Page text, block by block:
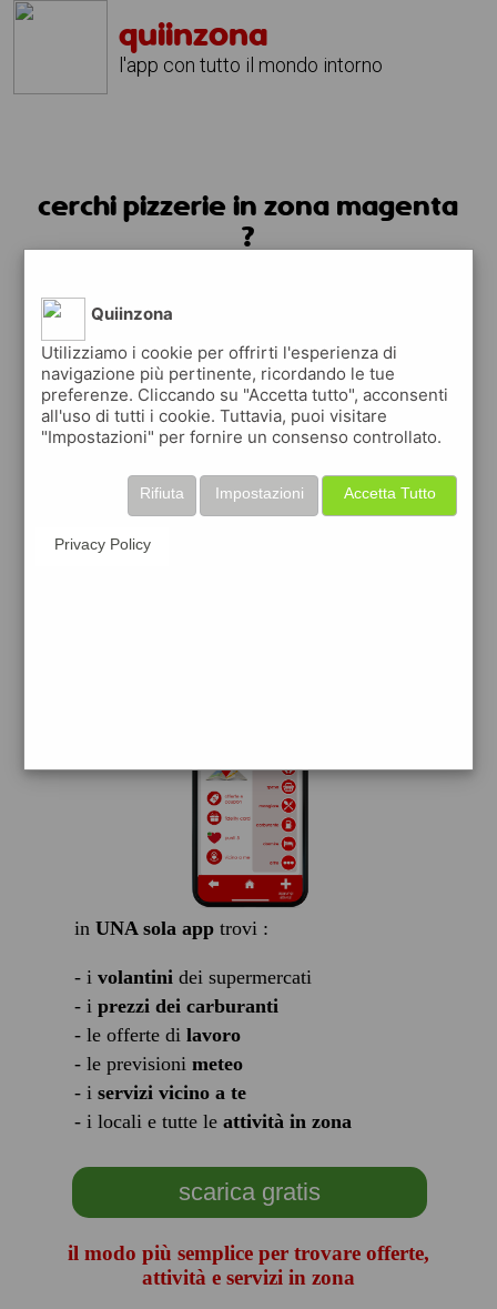
quiinzona
l'app con tutto il mondo intorno
cerchi pizzerie in zona magenta
?
in UNA sola apptrovi :
- i volantinidei supermercati
- i prezzi dei carburanti
- le offerte di lavoro
- le previsioni meteo
- i servizi vicino a te
- i locali e tutte le attività in zona
scarica gratis
il modo più semplice per trovare offerte,
attività e servizi in zona
Quiinzona
Utilizziamo i cookie per offrirti l'esperienza di
navigazione più pertinente, ricordando le tue
preferenze. Cliccando su "Accetta tutto", acconsenti
all'uso di tutti i cookie. Tuttavia, puoi visitare
"Impostazioni" per fornire un consenso controllato.
Accetta Tutto
Impostazioni
Rifiuta
Privacy Policy